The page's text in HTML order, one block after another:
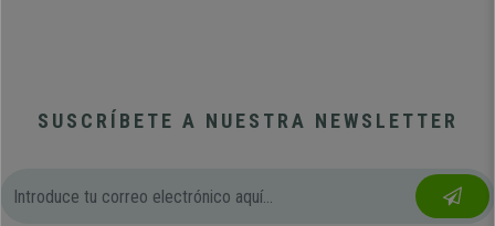
SUSCRÍBETE A NUESTRA NEWSLETTER